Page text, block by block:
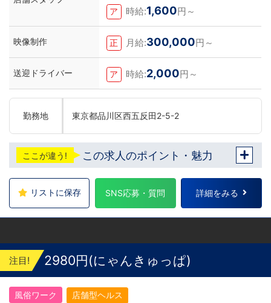
ア 時給:1,600円～
映像制作 正 月給:300,000円～
送迎ドライバー ア 時給:2,000円～
勤務地 東京都品川区西五反田2-5-2
ここが違う! この求人のポイント・魅力
リストに保存 SNS応募・質問 詳細をみる
注目! 2980円(にゃんきゅっぱ)
風俗ワーク 店舗型ヘルス